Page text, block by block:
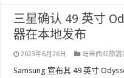
三星确认 49 英寸
器在本地发布
2023年6月26日 马来西亚旅游
Samsung 宣布其 49 英寸